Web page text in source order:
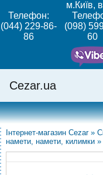
м.Київ,
Телефон:
(044) 229-86-
86
(098)
60
Cezar.ua
Інтернет-магазин Cezar »
намети, намети, килимки »